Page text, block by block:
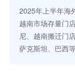
2025年上半年海
越南市场存量门
尼、越南搬迁门
萨克斯坦、巴西